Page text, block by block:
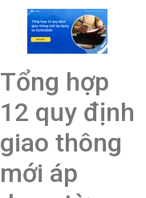
Tổng hợp
12 quy định
giao thông
mới áp